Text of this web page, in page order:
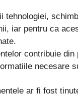
tehnologiei,
iar pentru ca
contribuie
necesare
ar fi fost